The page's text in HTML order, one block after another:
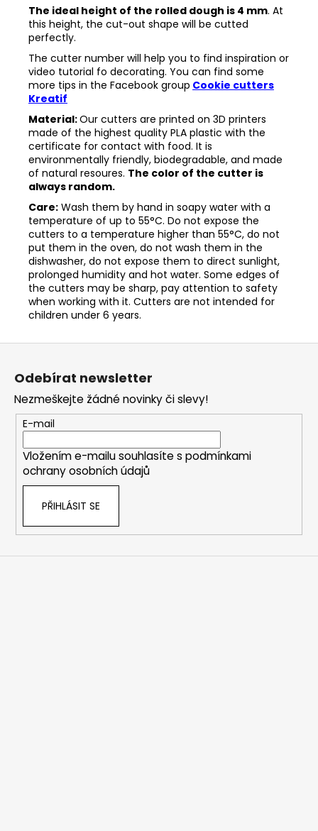
The ideal height of the rolled dough is 4 mm. At
this height, the cut-out shape will be cutted
perfectly.
The cutter number will help you to find inspiration or
video tutorial fo decorating. You can find some
more tips in the Facebook group Cookie cutters
Kreatif
Material:Our cutters are printed on 3D printers
made of the highest quality PLA plastic with the
certificate for contact with food. It is
environmentally friendly, biodegradable, and made
of natural resoures. The color of the cutter is
always random.
Care: Wash them by hand in soapy water with a
temperature of up to 55°C. Do not expose the
cutters to a temperature higher than 55°C, do not
put them in the oven, do not wash them in the
dishwasher, do not expose them to direct sunlight,
prolonged humidity and hot water. Some edges of
the cutters may be sharp, pay attention to safety
when working with it. Cutters are not intended for
children under 6 years.
Z
Odebírat newsletter
Nezmeškejte žádné novinky či slevy!
E-mail
Vložením e-mailu souhlasíte s podmínkami
ochrany osobních údajů
PŘIHLÁSIT SE